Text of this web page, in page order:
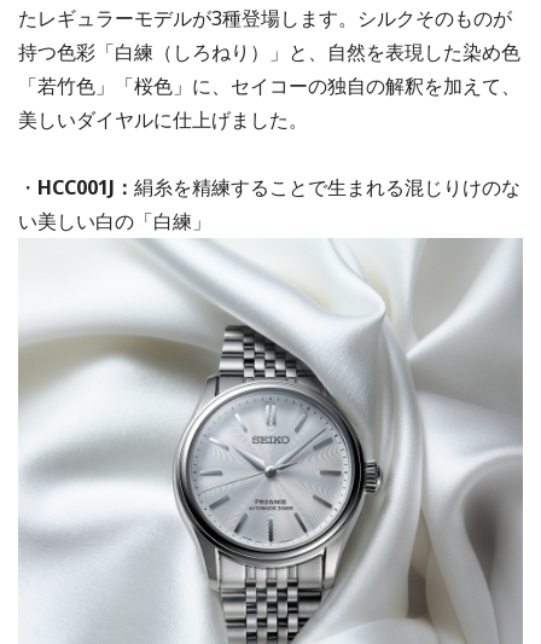
たレギュラーモデルが3種登場します。シルクそのものが
持つ色彩「白練（しろねり）」と、自然を表現した染め色
「若竹色」「桜色」に、セイコーの独自の解釈を加えて、
美しいダイヤルに仕上げました。
・ HCC001J： 絹糸を精練することで生まれる混じりけのな
い美しい白の「白練」